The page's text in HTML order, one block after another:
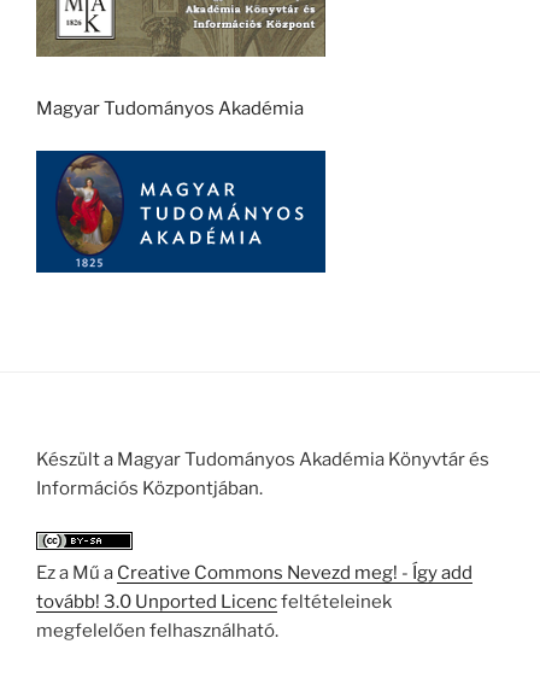
Magyar Tudományos Akadémia
Készült a Magyar Tudományos Akadémia Könyvtár és
Információs Központjában.
Ez a Mű a Creative Commons Nevezd meg! - Így add
tovább! 3.0 Unported Licencfeltételeinek
megfelelően felhasználható.